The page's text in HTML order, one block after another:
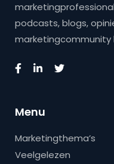
podcasts, blogs,
marketingcommunity
Menu
Marketingthema’s
Veelgelezen